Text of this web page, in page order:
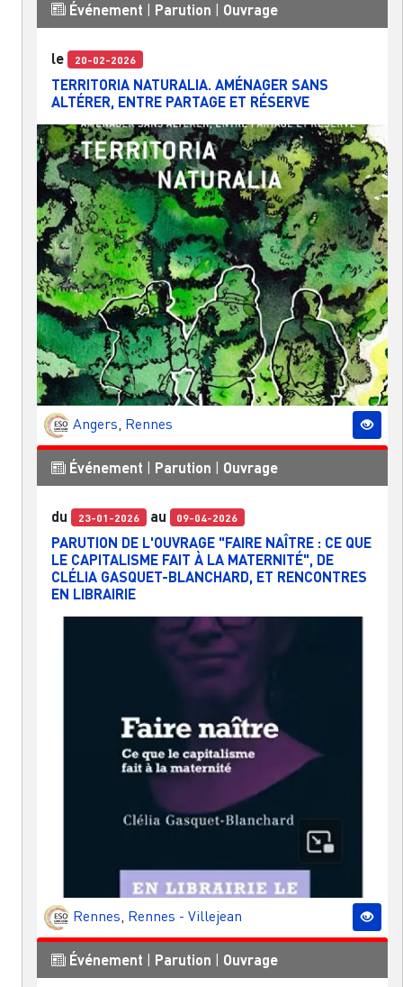
Événement | Parution | Ouvrage
le 20-02-2026
TERRITORIA NATURALIA. AMÉNAGER SANS
ALTÉRER, ENTRE PARTAGE ET RÉSERVE
Angers Rennes
Événement Parution Ouvrage
du 23-01-2026 au 09-04-2026
PARUTION DE L'OUVRAGE "FAIRE NAÎTRE : CE QUE
LE CAPITALISME FAIT À LA MATERNITÉ", DE
CLÉLIA GASQUET-BLANCHARD, ET RENCONTRES
EN LIBRAIRIE
Rennes, Rennes - Villejean
Événement Parution Ouvrage